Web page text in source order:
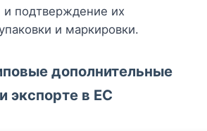
и подтверждение их
и маркировки.
дополнительные
экспорте в ЕС